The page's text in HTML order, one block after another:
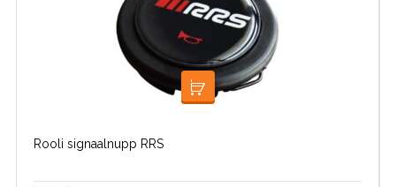
LISA KORVI
Rooli signaalnupp RRS